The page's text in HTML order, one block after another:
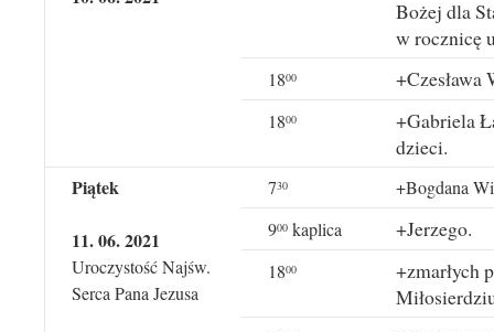
Bożej dla
w rocznicę
1800 +Czesława
1800
+Gabriela
dzieci.
Piątek
11. 06. 2021
Uroczystość Najśw.
Serca Pana Jezusa
730
+Bogdana
900 kaplica +Jerzego.
1800
+zmarłych